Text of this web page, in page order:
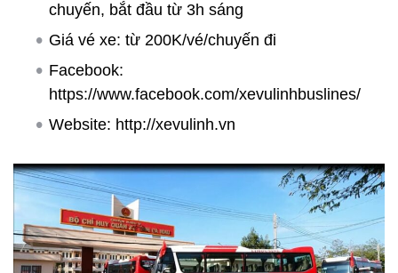
chuyến, bắt đầu từ 3h sáng
Giá vé xe: từ 200K/vé/chuyến đi
Facebook:
https://www.facebook.com/xevulinhbuslines/
Website: http://xevulinh.vn